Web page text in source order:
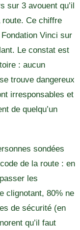
sur 3 avouent qu’il
route. Ce chiffre
Vinci sur
Le constat est
: aucun
trouve dangereux
irresponsables et
de quelqu’un
sondées
de la route : en
les
clignotant, 80% ne
de sécurité (en
qu’il faut